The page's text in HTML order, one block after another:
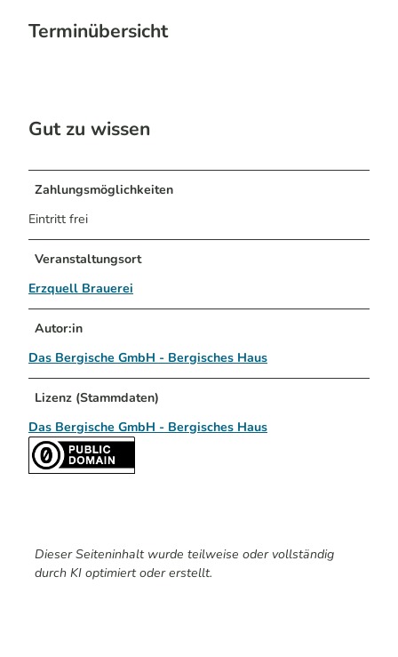
Terminübersicht
Gut zu wissen
Zahlungsmöglichkeiten
Eintritt frei
Veranstaltungsort
Erzquell Brauerei
Autor:in
Das Bergische GmbH - Bergisches Haus
Lizenz (Stammdaten)
Das Bergische GmbH - Bergisches Haus
Dieser Seiteninhalt wurde teilweise oder vollständig
durch KI optimiert oder erstellt.